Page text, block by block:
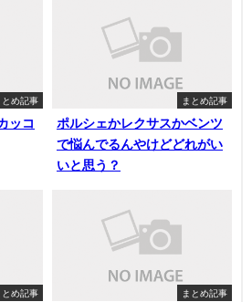
とめ記事
ッコ
まとめ記事
ポルシェかレクサスかベンツ
で悩んでるんやけどどれがい
いと思う？
とめ記事 まとめ記事